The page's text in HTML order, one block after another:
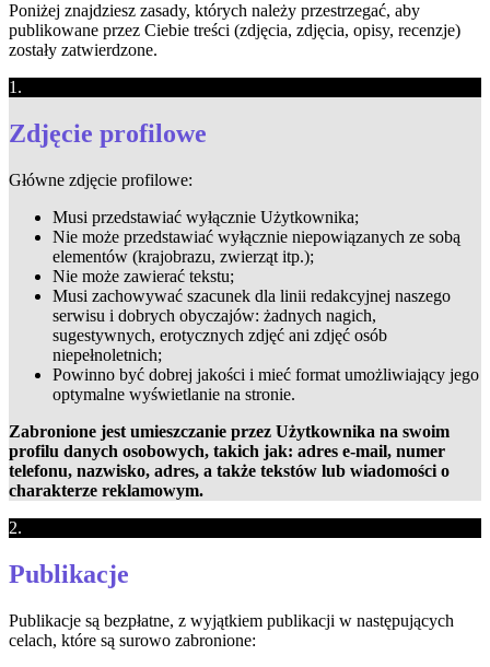
Poniżej znajdziesz zasady, których należy przestrzegać, aby
publikowane przez Ciebie treści (zdjęcia, zdjęcia, opisy, recenzje)
zostały zatwierdzone.
1.
Zdjęcie profilowe
Główne zdjęcie profilowe:
Musi przedstawiać wyłącznie Użytkownika;
Nie może przedstawiać wyłącznie niepowiązanych ze sobą
elementów (krajobrazu, zwierząt itp.);
Nie może zawierać tekstu;
Musi zachowywać szacunek dla linii redakcyjnej naszego
serwisu i dobrych obyczajów: żadnych nagich,
sugestywnych, erotycznych zdjęć ani zdjęć osób
niepełnoletnich;
Powinno być dobrej jakości i mieć format umożliwiający jego
optymalne wyświetlanie na stronie.
Zabronione jest umieszczanie przez Użytkownika na swoim
profilu danych osobowych, takich jak: adres e-mail, numer
telefonu, nazwisko, adres, a także tekstów lub wiadomości o
charakterze reklamowym.
2.
Publikacje
Publikacje są bezpłatne, z wyjątkiem publikacji w następujących
celach, które są surowo zabronione: